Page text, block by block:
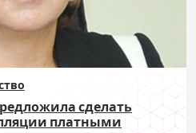
сделать
платными